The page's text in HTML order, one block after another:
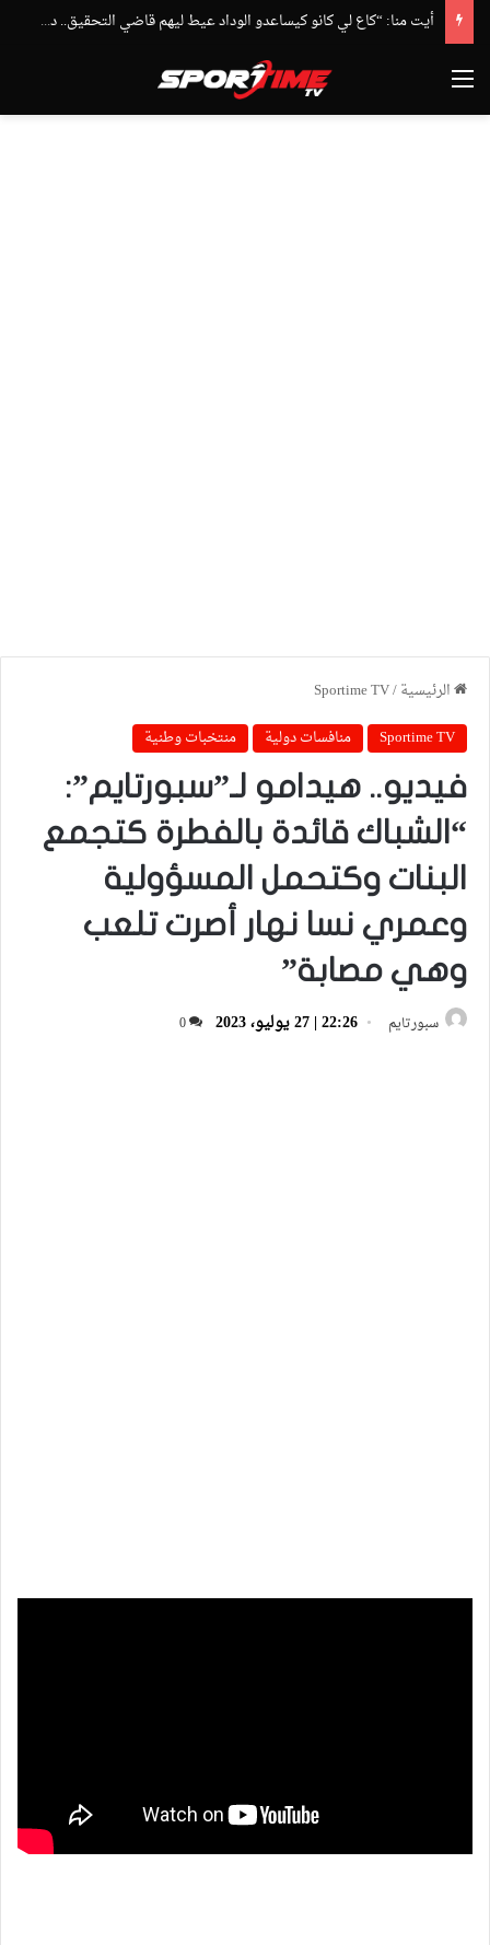
أيت منا: “كاع لي كانو كيساعدو الوداد عيط ليهم قاضي التحقيق.. دابا حتى شي واحد ما بقا باغي يعاون”
القائمة
الرئيسية/
Sportime TV
Sportime TV
منافسات دولية منتخبات وطنية
فيديو.. هيدامو لـ”سبورتايم”:
“الشباك قائدة بالفطرة كتجمع
البنات وكتحمل المسؤولية
وعمري نسا نهار أصرت تلعب
وهي مصابة”
سبورتايم 22:26 | 27 يوليو، 2023 0